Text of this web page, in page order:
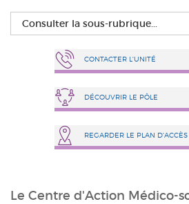
CONTACTER L'UNITÉ
DÉCOUVRIR LE PÔLE
REGARDER LE PLAN D'ACCÈS
Le Centre d'Action Médico-